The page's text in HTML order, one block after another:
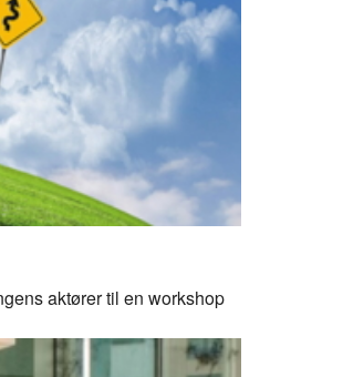
aktører til en workshop